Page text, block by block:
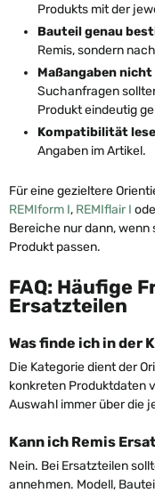
Produkts mit der
Bauteil genau
Remis, sondern
Maßangaben
Suchanfragen
Produkt eindeutig
Kompatibilität
Angaben im Artikel.
Für eine gezieltere
REMIform I, REMIflair I
Bereiche nur dann, wenn
Produkt passen.
FAQ: Häufige
Ersatzteilen
Was finde ich in der
Die Kategorie dient der
konkreten Produktdaten
Auswahl immer über die
Kann ich Remis
Nein. Bei Ersatzteilen
annehmen. Modell,